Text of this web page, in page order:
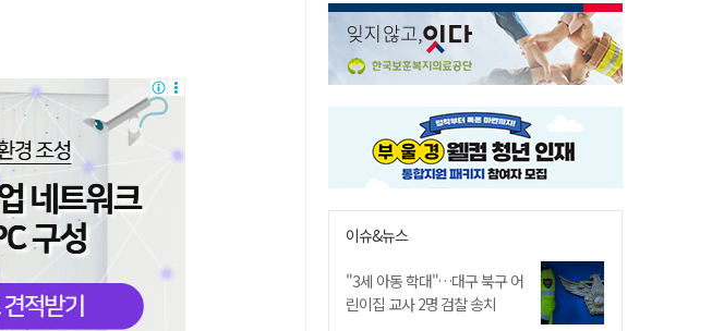
이슈&뉴스
"3세 아동 학대"…대구 북구 어
린이집 교사 2명 검찰 송치